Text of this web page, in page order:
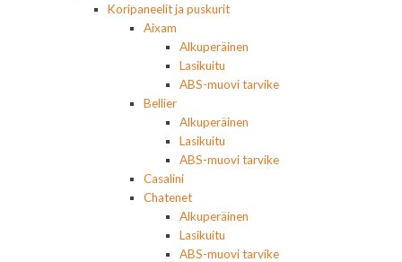
Koripaneelit ja puskurit
Aixam
Alkuperäinen
Lasikuitu
ABS-muovi tarvike
Bellier
Alkuperäinen
Lasikuitu
ABS-muovi tarvike
Casalini
Chatenet
Alkuperäinen
Lasikuitu
ABS-muovi tarvike